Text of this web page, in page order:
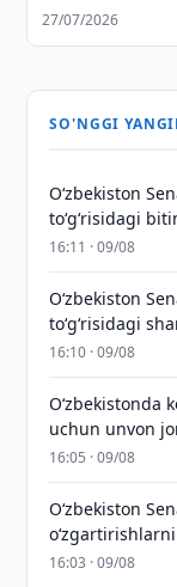
27/07/2026
SO'NGGI
Oʻzbekiston
toʻgʻrisidagi
16:11 · 09/08
Oʻzbekiston
toʻgʻrisidagi
16:10 · 09/08
Oʻzbekistonda
uchun unvon
16:05 · 09/08
Oʻzbekiston
16:03 · 09/08